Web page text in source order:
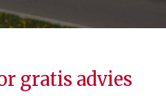
gratis advies